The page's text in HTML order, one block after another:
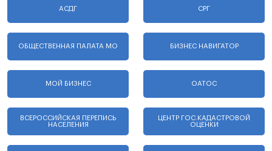
АСДГ СРГ
ОБЩЕСТВЕННАЯ ПАЛАТА МО БИЗНЕС НАВИГАТОР
МОЙ БИЗНЕС ОАТОС
ВСЕРОССИЙСКАЯ ПЕРЕПИСЬ
НАСЕЛЕНИЯ
ЦЕНТР ГОС.КАДАСТРОВОЙ
ОЦЕНКИ